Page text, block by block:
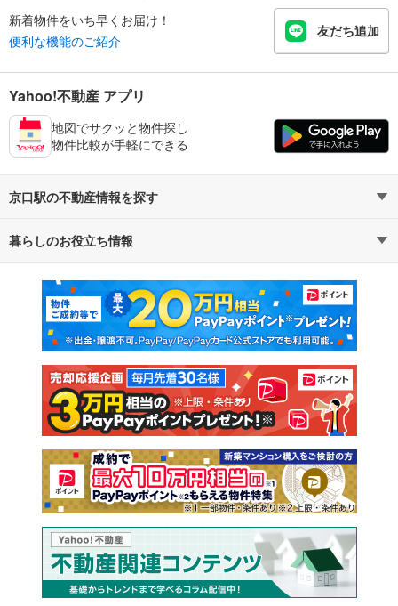
新着物件をいち早くお届け！
便利な機能のご紹介
友だち追加
Yahoo!不動産 アプリ
地図でサクッと物件探し
物件比較が手軽にできる
京口駅の不動産情報を探す
不動産・住宅
新築マンション 中古マンション
新築一戸建て 中古一戸建て
注文住宅 土地
売却査定
暮らしのお役立ち情報
マンションカタログ 教えて！住まいの先生